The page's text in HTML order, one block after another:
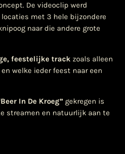
De videoclip werd
met 3 hele bijzondere
naar die andere grote
feestelijke track zoals alleen
welke ieder feest naar een
In De Kroeg” gekregen is
streamen en natuurlijk aan te